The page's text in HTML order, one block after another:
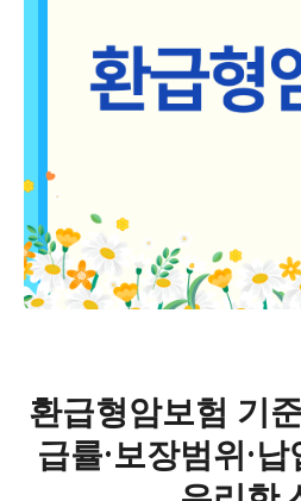
환급형암보험 기
급률·보장범위·